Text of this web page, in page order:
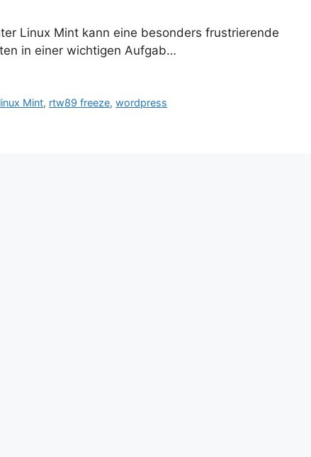
Linux Mint kann eine besonders frustrierende
in einer wichtigen Aufgab…
linux Mint, rtw89 freeze,wordpress